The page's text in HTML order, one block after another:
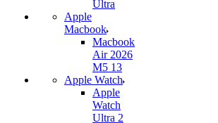
Ultra
Apple
Macbook
Macbook
Air 2026
M5 13
Apple Watch
Apple
Watch
Ultra 2